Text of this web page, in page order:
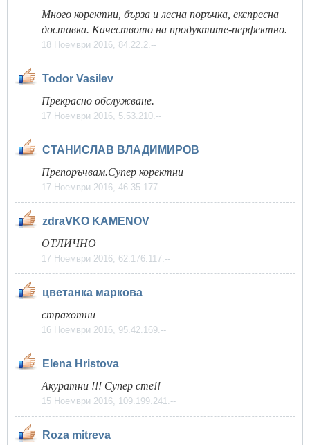
Много коректни, бърза и лесна поръчка, експресна
доставка. Качеството на продуктите-перфектно.
18 Ноември 2016, 84.22.2.--
Todor Vasilev
Прекрасно обслужване.
17 Ноември 2016, 5.53.210.--
СТАНИСЛАВ ВЛАДИМИРОВ
Препоръчвам.Супер коректни
17 Ноември 2016, 46.35.177.--
zdraVKO KAMENOV
ОТЛИЧНО
17 Ноември 2016, 62.176.117.--
цветанка маркова
страхотни
16 Ноември 2016, 95.42.169.--
Elena Hristova
Акуратни !!! Супер сте!!
15 Ноември 2016, 109.199.241.--
Roza mitreva